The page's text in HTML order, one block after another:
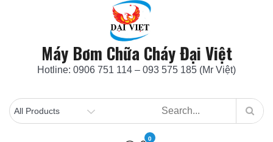
Máy Bơm Chữa Cháy Đại Việt
Hotline: 0906 751 114 – 093 575 185 (Mr Việt)
0